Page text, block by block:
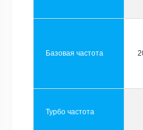
Базовая частота
Турбо частота